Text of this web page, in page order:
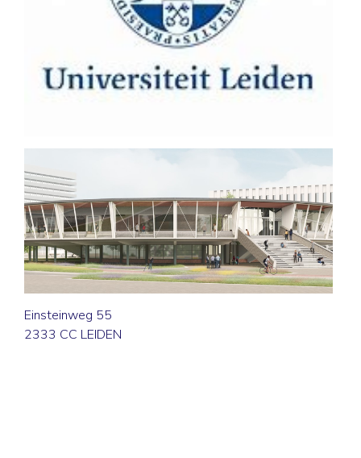
Einsteinweg 55
2333 CC LEIDEN